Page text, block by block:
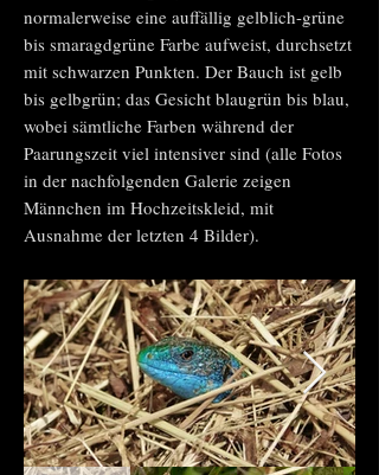
normalerweise eine auffällig gelblich-grüne
bis smaragdgrüne Farbe aufweist, durchsetzt
mit schwarzen Punkten. Der Bauch ist gelb
bis gelbgrün; das Gesicht blaugrün bis blau,
wobei sämtliche Farben während der
Paarungszeit viel intensiver sind (alle Fotos
in der nachfolgenden Galerie zeigen
Männchen im Hochzeitskleid, mit
Ausnahme der letzten 4 Bilder).